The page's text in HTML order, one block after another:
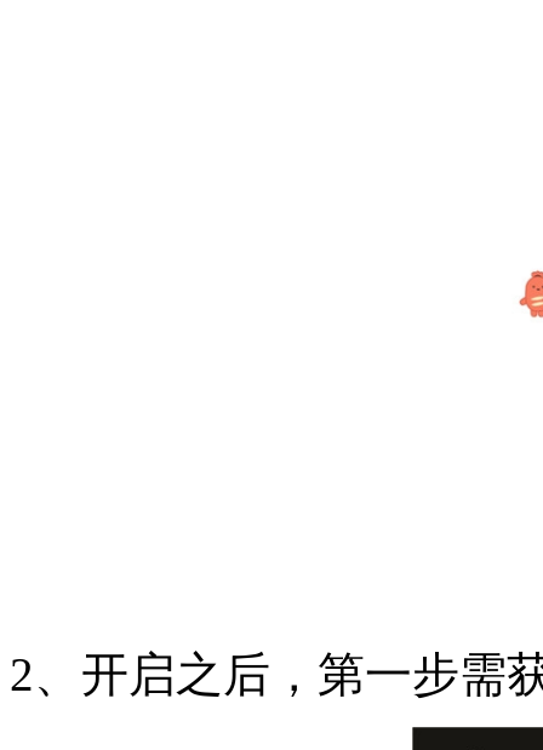
2、开启之后，第一步需